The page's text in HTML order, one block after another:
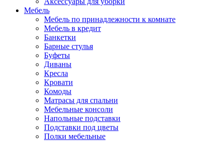
Мебель
Мебель по принадлежности к комнате
Мебель в кредит
Банкетки
Барные стулья
Буфеты
Диваны
Кресла
Кровати
Комоды
Матрасы для спальни
Мебельные консоли
Напольные подставки
Подставки под цветы
Полки мебельные